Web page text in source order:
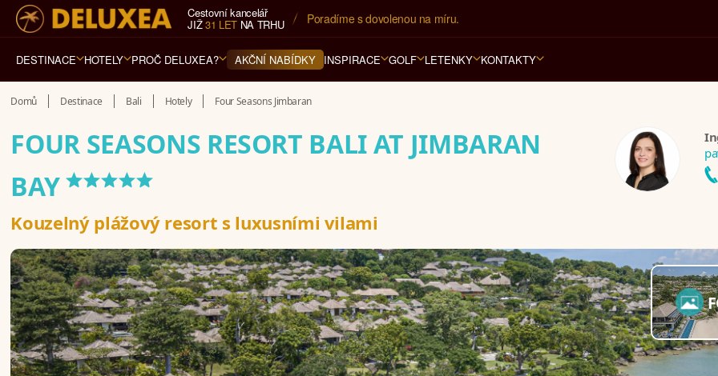
Cestovní kancelář
JIŽ31 LETNA TRHU 5* cestovní kancelář na luxusní dovolenou od 100.000 Kč.
DESTINACE HOTELY PROČ DELUXEA? AKČNÍ NABÍDKY INSPIRACE GOLF LETENKY KONTAKTY
Domů Destinace Bali Hotely Four Seasons Jimbaran
FOUR SEASONS RESORT BALI AT JIMBARAN
BAY*****
Kouzelný plážový resort s luxusními vilami